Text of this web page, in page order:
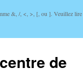
&, /, <, >, [, ou ]. Veuillez lire
de